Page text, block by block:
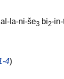
la-ni-še3 bi2-
4)